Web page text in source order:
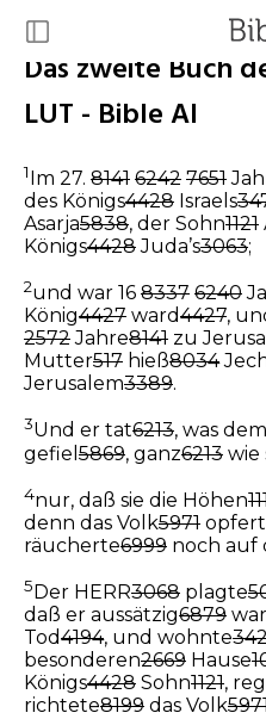
Das zweite Buch
LUT - Bible AI
1Im 27. 8141 6242 7651
des Königs4428 Israels
Asarja5838, der Sohn1121
Königs4428Juda’s3063;
2und war 16 8337 6240
König4427 ward4427,
2572Jahre8141 zu
Mutter517 hieß8034
Jerusalem3389.
3Und er tat6213, was
gefiel 5869, ganz6213 wie
4nur, daß sie die Höhen
denn das Volk5971
räucherte6999 noch auf
5 Der HERR3068 plagte
daß er aussätzig6879
Tod4194, und wohnte
besonderen2669 Hause
Königs4428 Sohn1121,
richtete8199 das Volk